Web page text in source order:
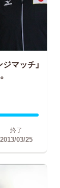
マッチ」
終了
2013/03/25